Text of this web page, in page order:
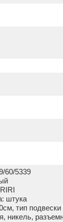
60/5339
штука
тип
никель,